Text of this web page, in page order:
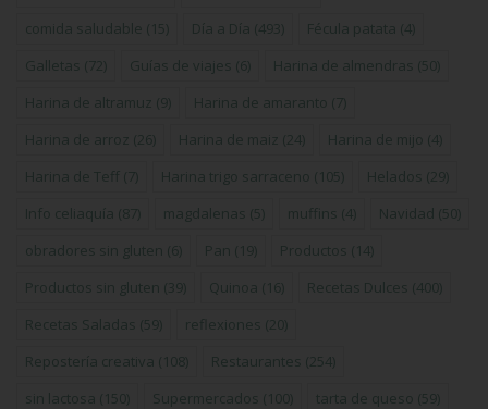
comida saludable (15) Día a Día (493) Fécula patata (4)
Galletas (72) Guías de viajes (6) Harina de almendras (50)
Harina de altramuz (9) Harina de amaranto (7)
Harina de arroz (26) Harina de maiz (24) Harina de mijo (4)
Harina de Teff (7) Harina trigo sarraceno (105) Helados (29)
Info celiaquía (87) magdalenas (5) muffins (4) Navidad (50)
obradores sin gluten (6) Pan (19) Productos (14)
Productos sin gluten (39) Quinoa (16) Recetas Dulces (400)
Recetas Saladas (59) reflexiones (20)
Repostería creativa (108) Restaurantes (254)
sin lactosa (150) Supermercados (100) tarta de queso (59)